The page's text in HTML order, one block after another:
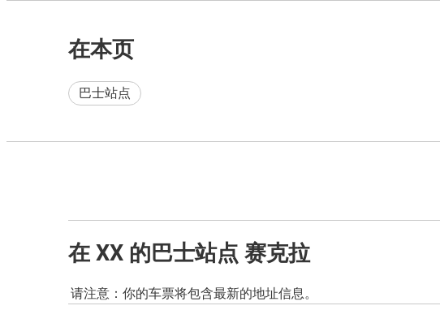
在本页
巴士站点
在 XX 的巴士站点 赛克拉
请注意：你的车票将包含最新的地址信息。